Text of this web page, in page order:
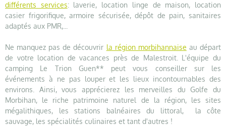
différents services: laverie, location linge de maison, location
casier frigorifique, armoire sécurisée, dépôt de pain, sanitaires
adaptés aux PMR,...
Ne manquez pas de découvrir la région morbihannaise au départ
de votre location de vacances près de Malestroit. L'équipe du
camping Le Trion Guen** peut vous conseiller sur les
événements à ne pas louper et les lieux incontournables des
environs. Ainsi, vous apprécierez les merveilles du Golfe du
Morbihan, le riche patrimoine naturel de la région, les sites
mégalithiques, les stations balnéaires du littoral, la côte
sauvage, les spécialités culinaires et tant d'autres !